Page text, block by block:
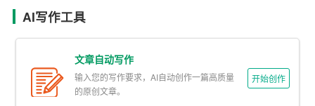
场情况，选择最合适的策略。
制定策略之后，业务员需要将策略分解为具体的工作任
务，并安排工作计划。工作计划应该包括每天、每周、每
AI写作工具
文章自动写作
输入您的写作要求，AI自动创作一篇高质量
的原创文章。
开始创作